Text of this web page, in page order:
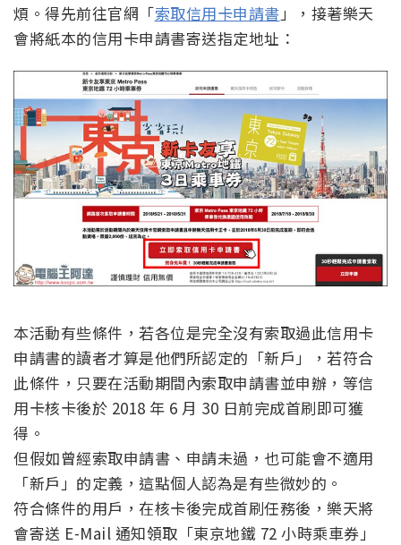
煩。得先前往官網「索取信用卡申請書 」，接著樂天
會將紙本的信用卡申請書寄送指定地址：
本活動有些條件，若各位是完全沒有索取過此信用卡
申請書的讀者才算是他們所認定的「新戶」，若符合
此條件，只要在活動期間內索取申請書並申辦，等信
用卡核卡後於 2018 年 6 月 30 日前完成首刷即可獲
得。
但假如曾經索取申請書、申請未過，也可能會不適用
「新戶」的定義，這點個人認為是有些微妙的。
符合條件的用戶，在核卡後完成首刷任務後，樂天將
會寄送 E-Mail 通知領取「東京地鐵 72 小時乘車券」